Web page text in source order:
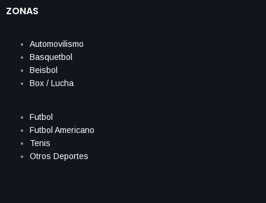
ZONAS
Automovilismo
Basquetbol
Beisbol
Box / Lucha
Futbol
Futbol Americano
Tenis
Otros Deportes